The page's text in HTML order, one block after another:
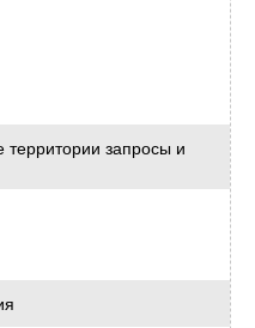
территории запросы и